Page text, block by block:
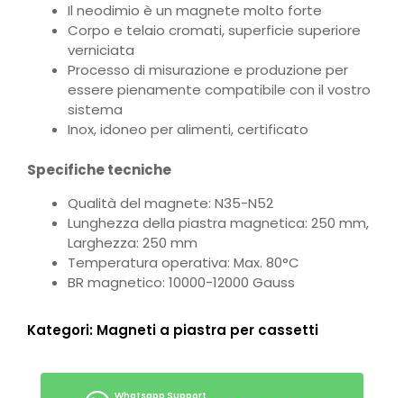
Il neodimio è un magnete molto forte
Corpo e telaio cromati, superficie superiore
verniciata
Processo di misurazione e produzione per
essere pienamente compatibile con il vostro
sistema
Inox, idoneo per alimenti, certificato
Specifiche tecniche
Qualità del magnete: N35-N52
Lunghezza della piastra magnetica: 250 mm,
Larghezza: 250 mm
Temperatura operativa: Max. 80°C
BR magnetico: 10000-12000 Gauss
Kategori: Magneti a piastra per cassetti